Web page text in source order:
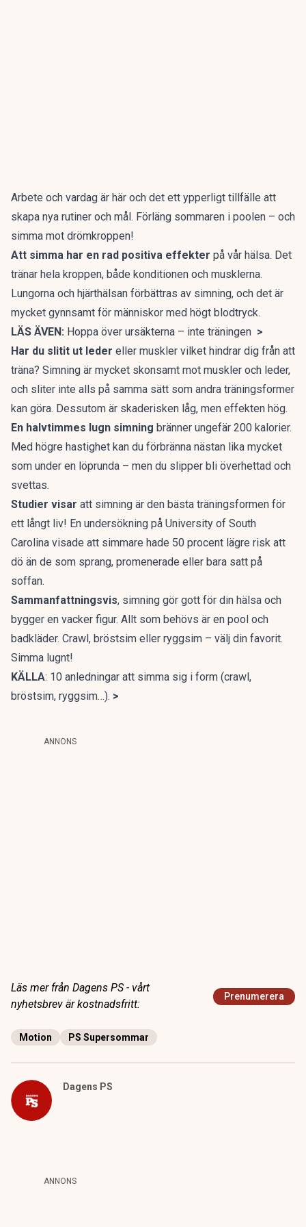
Arbete och vardag är här och det ett ypperligt tillfälle att
skapa nya rutiner och mål. Förläng sommaren i poolen – och
simma mot drömkroppen!
Att simma har en rad positiva effekter på vår hälsa. Det
tränar hela kroppen, både konditionen och musklerna.
Lungorna och hjärthälsan förbättras av simning, och det är
mycket gynnsamt för människor med högt blodtryck.
LÄS ÄVEN: Hoppa över ursäkterna – inte träningen >
Har du slitit ut leder eller muskler vilket hindrar dig från att
träna? Simning är mycket skonsamt mot muskler och leder,
och sliter inte alls på samma sätt som andra träningsformer
kan göra. Dessutom är skaderisken låg, men effekten hög.
En halvtimmes lugn simning bränner ungefär 200 kalorier.
Med högre hastighet kan du förbränna nästan lika mycket
som under en löprunda – men du slipper bli överhettad och
svettas.
Studier visar att simning är den bästa träningsformen för
ett långt liv! En undersökning på University of South
Carolina visade att simmare hade 50 procent lägre risk att
dö än de som sprang, promenerade eller bara satt på
soffan.
Sammanfattningsvis, simning gör gott för din hälsa och
bygger en vacker figur. Allt som behövs är en pool och
badkläder. Crawl, bröstsim eller ryggsim – välj din favorit.
Simma lugnt!
KÄLLA: 10 anledningar att simma sig i form (crawl,
bröstsim, ryggsim…). >
ANNONS
Läs mer från Dagens PS - vårt
nyhetsbrev är kostnadsfritt:
Prenumerera
Motion PS Supersommar
Dagens PS
ANNONS